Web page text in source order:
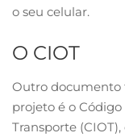
o seu celular.
O CIOT
Outro documento
projeto é o
Transporte